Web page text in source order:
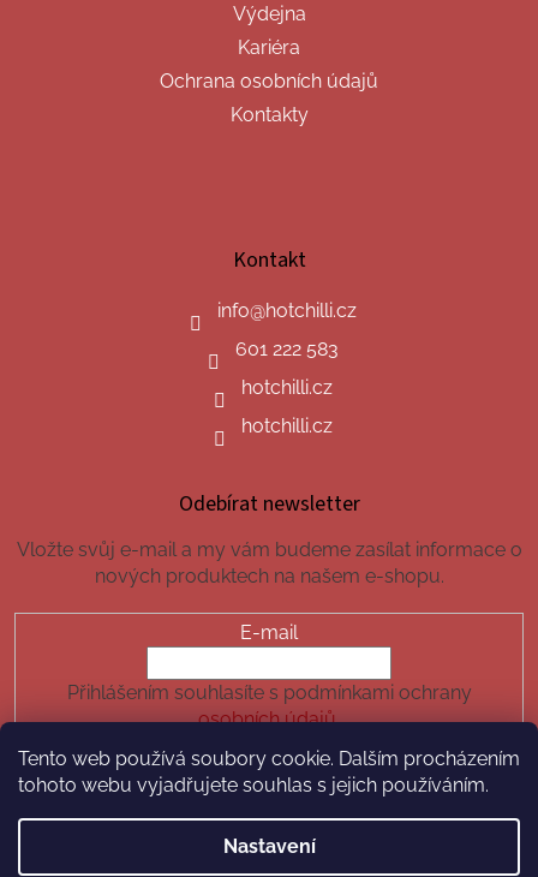
Tento web používá soubory cookie. Dalším procházením
tohoto webu vyjadřujete souhlas s jejich používáním.
Nastavení
Výdejna
Kariéra
Ochrana osobních údajů
Kontakty
Kontakt
info@hotchilli.cz
601 222 583
hotchilli.cz
hotchilli.cz
Odebírat newsletter
Vložte svůj e-mail a my vám budeme zasílat informace o
nových produktech na našem e-shopu.
E-mail
Přihlášením souhlasíte s podmínkami ochrany
osobních údajů.
PŘIHLÁSIT SE